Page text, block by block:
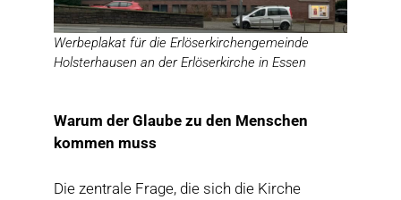
Werbeplakat für die Erlöserkirchengemeinde
Holsterhausen an der Erlöserkirche in Essen
Warum der Glaube zu den Menschen
kommen muss
Die zentrale Frage, die sich die Kirche